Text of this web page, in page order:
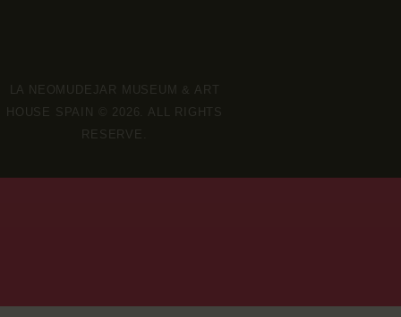
LA NEOMUDEJAR MUSEUM & ART
HOUSE SPAIN © 2026. ALL RIGHTS
RESERVE.